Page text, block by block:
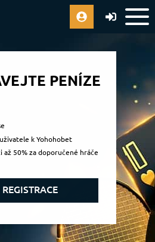
PENÍZE
k Yohohobet
až 50% za doporučené hráče
REGISTRACE